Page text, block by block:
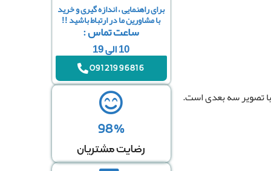
تصویر سه بعدی است.
برای راهنمایی ، اندازه گیری و خرید
با مشاورین ما در ارتباط باشید !!
ساعت تماس :
10 الی 19
09121996816
98%
رضایت مشتریان